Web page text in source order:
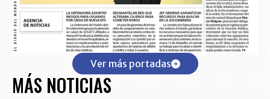
Ver más portadas
MÁS NOTICIAS